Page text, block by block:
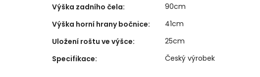
Výška zadního čela:
90cm
Výška horní hrany bočnice:
41cm
Uložení roštu ve výšce:
25cm
Specifikace: Český výrobek